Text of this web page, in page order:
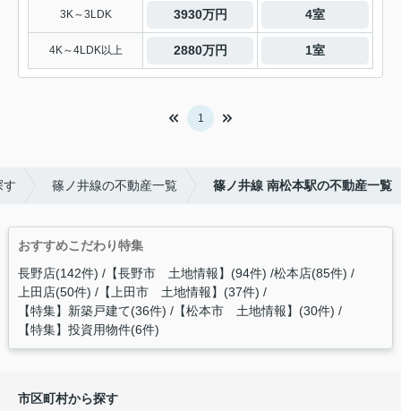
3K～3LDK 3930万円 4室
4K～4LDK以上 2880万円 1室
1
す 篠ノ井線の不動産一覧 篠ノ井線 南松本駅の不動産一覧
おすすめこだわり特集
長野店(142件) 【長野市 土地情報】(94件) 松本店(85件)
上田店(50件) 【上田市 土地情報】(37件)
【特集】新築戸建て(36件) 【松本市 土地情報】(30件)
【特集】投資用物件(6件)
市区町村から探す